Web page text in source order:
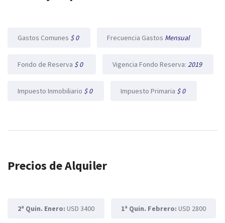
Gastos Comunes $ 0 Frecuencia Gastos Mensual
Fondo de Reserva $ 0 Vigencia Fondo Reserva: 2019
Impuesto Inmobiliario $ 0 Impuesto Primaria $ 0
Precios de Alquiler
2ª Quin. Enero: USD 3400 1ª Quin. Febrero: USD 2800